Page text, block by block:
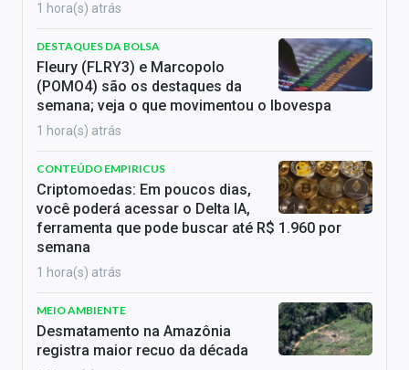
1 hora(s) atrás
DESTAQUES DA BOLSA
Fleury (FLRY3) e Marcopolo
(POMO4) são os destaques da
semana; veja o que movimentou o Ibovespa
1 hora(s) atrás
CONTEÚDO EMPIRICUS
Criptomoedas: Em poucos dias,
você poderá acessar o Delta IA,
ferramenta que pode buscar até R$ 1.960 por
semana
1 hora(s) atrás
MEIO AMBIENTE
Desmatamento na Amazônia
registra maior recuo da década